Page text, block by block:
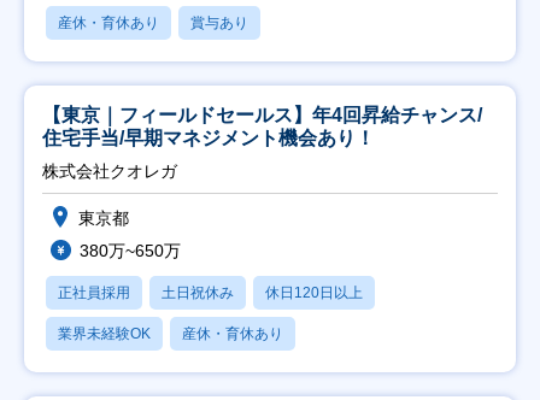
産休・育休あり 賞与あり
【東京｜フィールドセールス】年4回昇給チャンス/
住宅手当/早期マネジメント機会あり！
株式会社クオレガ
東京都
380万~650万
正社員採用 土日祝休み 休日120日以上
業界未経験OK 産休・育休あり